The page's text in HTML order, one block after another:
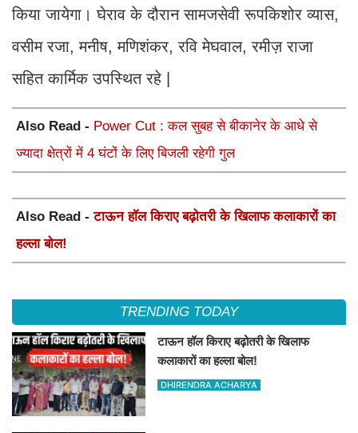
किया जायेगा। घेराव के दौरान सामजसेवी रूपकिशोर व्यास,
वसीम रजा, मनीष, मणिशंकर, रवि मेघवाल, रमीज़ राजा
सहित कार्मिक उपस्थित रहे |
Also Read - Power Cut : कल सुबह से बीकानेर के आधे से
ज्यादा क्षेत्रों में 4 घंटों के लिए बिजली रहेगी गुल
Also Read -टाऊन हॉल किराए बढ़ोतरी के खिलाफ कलाकारों का
हल्ला बोल!
TRENDING TODAY
टाऊन हॉल किराए बढ़ोतरी के खिलाफ
कलाकारों का हल्ला बोल!
DHIRENDRA ACHARYA